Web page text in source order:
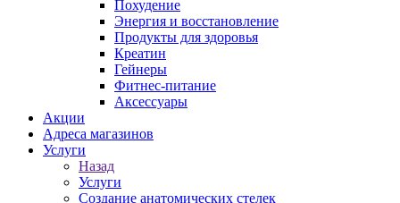
Похудение
Энергия и восстановление
Продукты для здоровья
Креатин
Гейнеры
Фитнес-питание
Аксессуары
Акции
Адреса магазинов
Услуги
Назад
Услуги
Создание анатомических стелек